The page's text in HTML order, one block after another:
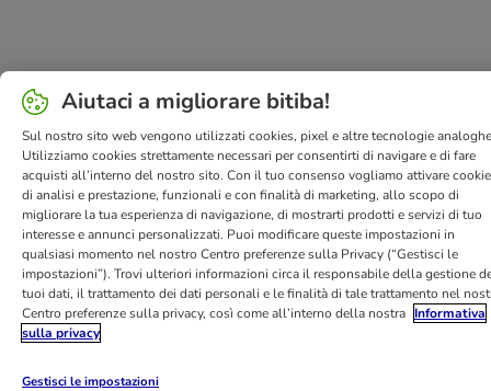
Aiutaci a migliorare bitiba!
Sul nostro sito web vengono utilizzati cookies, pixel e altre tecnologie
Utilizziamo cookies strettamente necessari per consentirti di navigare e di fare
acquisti all’interno del nostro sito. Con il tuo consenso vogliamo attivare
di analisi e prestazione, funzionali e con finalità di marketing, allo scopo di
migliorare la tua esperienza di navigazione, di mostrarti prodotti e servizi di tuo
interesse e annunci personalizzati. Puoi modificare queste impostazioni in
qualsiasi momento nel nostro Centro preferenze sulla Privacy (“Gestisci le
impostazioni”). Trovi ulteriori informazioni circa il responsabile della gestione
tuoi dati, il trattamento dei dati personali e le finalità di tale trattamento nel
Centro preferenze sulla privacy, così come all’interno della nostra Informativa
sulla privacy
Gestisci le impostazioni